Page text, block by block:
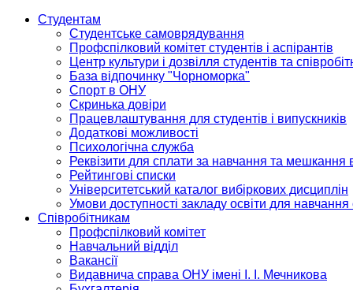
Студентам
Студентське самоврядування
Профспілковий комітет студентів і аспірантів
Центр культури і дозвілля студентів та
База відпочинку "Чорноморка"
Спорт в ОНУ
Скринька довіри
Працевлаштування для студентів і випускників
Додаткові можливості
Психологічна служба
Реквізити для сплати за навчання та мешкання
Рейтингові списки
Університетський каталог вибіркових дисциплін
Умови доступності закладу освіти для
Співробітникам
Профспілковий комітет
Навчальний відділ
Вакансії
Видавнича справа ОНУ імені І. І. Мечникова